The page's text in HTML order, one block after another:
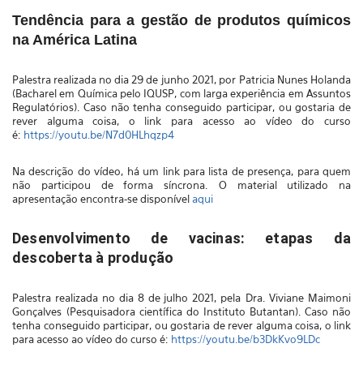
Tendência para a gestão de produtos químicos
na América Latina
Palestra realizada no dia 29 de junho 2021, por Patricia Nunes Holanda
(Bacharel em Química pelo IQUSP, com larga experiência em Assuntos
Regulatórios) . Caso não tenha conseguido participar, ou gostaria de
rever alguma coisa, o link para acesso ao vídeo do curso
é: https://youtu.be/N7d0HLhqzp4
Na descrição do vídeo, há um link para lista de presença, para quem
não participou de forma síncrona. O material utilizado na
apresentação encontra-se disponívelaqui
Desenvolvimento de vacinas: etapas da
descoberta à produção
Palestra realizada no dia 8 de julho 2021, pela Dra. Viviane Maimoni
Gonçalves (Pesquisadora científica do Instituto Butantan) . Caso não
tenha conseguido participar, ou gostaria de rever alguma coisa, o link
para acesso ao vídeo do curso é: https://youtu.be/b3DkKvo9LDc